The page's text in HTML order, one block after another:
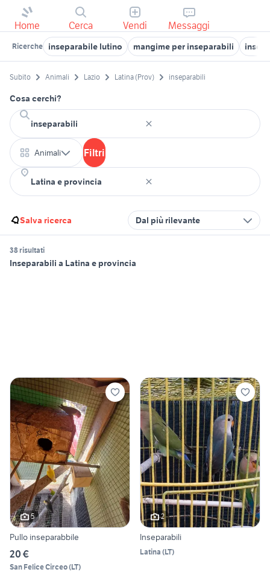
Home Cerca Vendi Messaggi
Ricerche inseparabile lutino mangime per inseparabili
Subito Animali Lazio Latina (Prov) inseparabili
Cosa cerchi?
Animali Filtri
Salva ricerca Dal più rilevante
38 risultati
Inseparabili a Latina e provincia
5
Pullo inseparabbile
20 €
San Felice Circeo(LT)
2
Inseparabili
Latina (LT)